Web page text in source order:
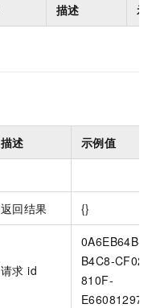
描述 示
描述 示例值
返回结果 {}
请求 id
0A6EB64B-
B4C8-CF02-
810F-